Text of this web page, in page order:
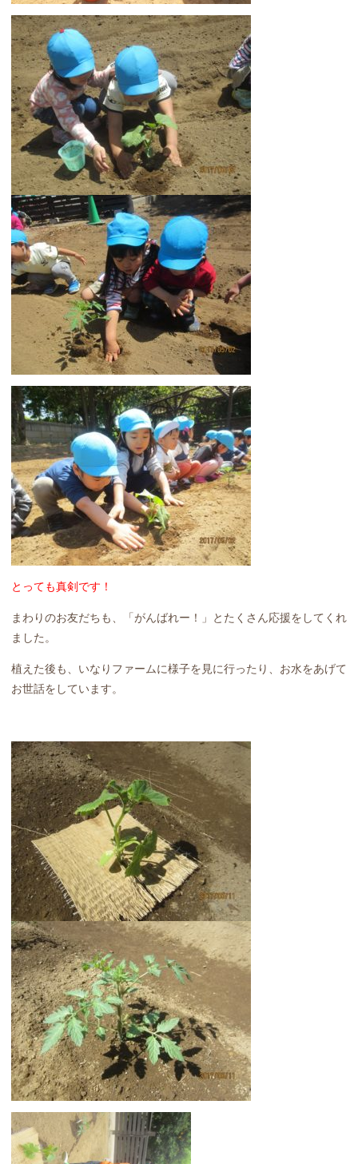
とっても真剣です！
まわりのお友だちも、「がんばれー！」とたくさん応援をしてくれ
ました。
植えた後も、いなりファームに様子を見に行ったり、お水をあげて
お世話をしています。